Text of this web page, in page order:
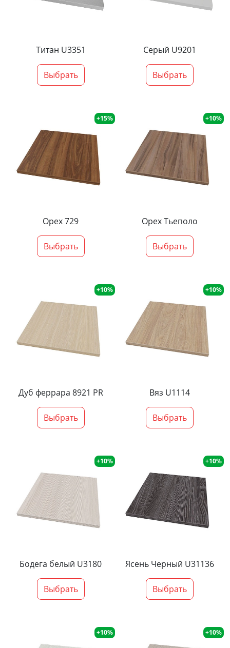
Титан U3351
Выбрать
Серый U9201
Выбрать
+15%
Орех 729
Выбрать
+10%
Орех Тьеполо
Выбрать
+10%
Дуб феррара 8921 PR
Выбрать
+10%
Вяз U1114
Выбрать
+10%
Бодега белый U3180
Выбрать
+10%
Ясень Черный U31136
Выбрать
+10% +10%